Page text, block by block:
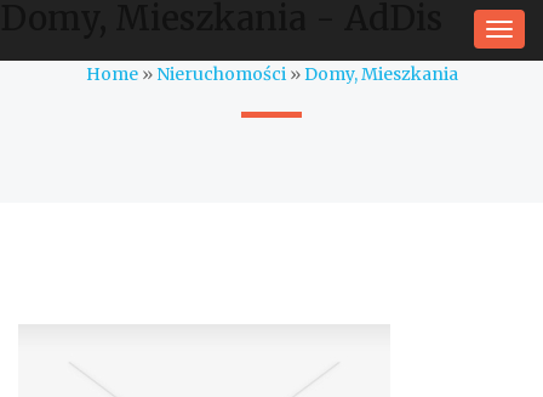
Home» Nieruchomości»Domy, Mieszkania